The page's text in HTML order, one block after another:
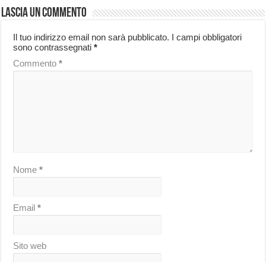
Lascia un commento
Il tuo indirizzo email non sarà pubblicato. I campi obbligatori
sono contrassegnati*
Commento*
Nome*
Email*
Sito web